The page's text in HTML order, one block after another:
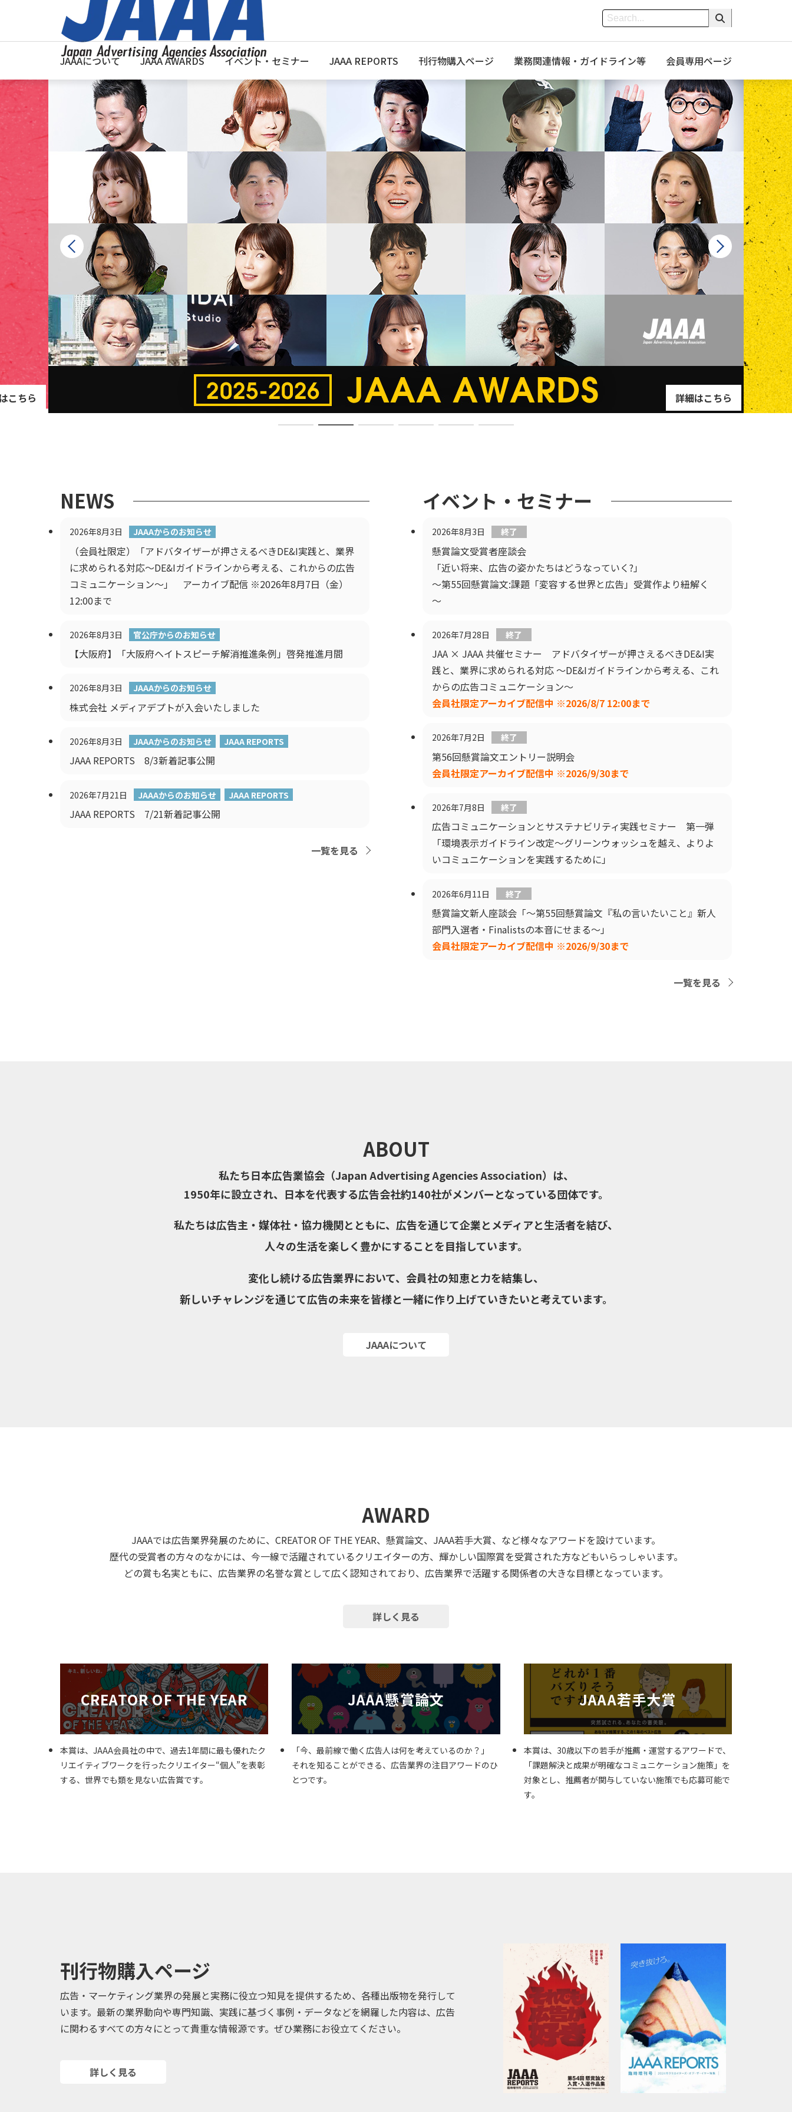
JAAAについて JAAA AWARDS イベント・セミナー JAAA REPORTS 刊行物購入ページ 業務関連情報・ガイドライン等 会員専用ページ
こちら 詳細はこちら
NEWS
2026年8月3日 JAAAからのお知らせ
（会員社限定）「アドバタイザーが押さえるべきDE&I実践と、業界
に求められる対応～DE&Iガイドラインから考える、これからの広告
コミュニケーション～」 アーカイブ配信 ※2026年8月7日（金）
12:00まで
2026年8月3日 官公庁からのお知らせ
【大阪府】「大阪府ヘイトスピーチ解消推進条例」啓発推進月間
2026年8月3日 JAAAからのお知らせ
株式会社 メディアデプトが入会いたしました
2026年8月3日 JAAAからのお知らせ JAAA REPORTS
JAAA REPORTS 8/3新着記事公開
2026年7月21日 JAAAからのお知らせ JAAA REPORTS
JAAA REPORTS 7/21新着記事公開
一覧を見る
イベント・セミナー
2026年8月3日 終了
懸賞論文受賞者座談会
「近い将来、広告の姿かたちはどうなっていく?」
～第55回懸賞論文:課題「変容する世界と広告」受賞作より紐解く
～
2026年7月28日 終了
JAA × JAAA 共催セミナー アドバタイザーが押さえるべきDE&I実
践と、業界に求められる対応 ～DE&Iガイドラインから考える、これ
からの広告コミュニケーション～
会員社限定アーカイブ配信中 ※2026/8/7 12:00まで
2026年7月2日 終了
第56回懸賞論文エントリー説明会
会員社限定アーカイブ配信中 ※2026/9/30まで
2026年7月8日 終了
広告コミュニケーションとサステナビリティ実践セミナー 第一弾
「環境表示ガイドライン改定～グリーンウォッシュを越え、よりよ
いコミュニケーションを実践するために」
2026年6月11日 終了
懸賞論文新人座談会「～第55回懸賞論文『私の言いたいこと』新人
部門入選者・Finalistsの本音にせまる～」
会員社限定アーカイブ配信中 ※2026/9/30まで
一覧を見る
ABOUT
私たち日本広告業協会（Japan Advertising Agencies Association）は、
1950年に設立され、日本を代表する広告会社約140社がメンバーとなっている団体です。
私たちは広告主・媒体社・協力機関とともに、広告を通じて企業とメディアと生活者を結び、
人々の生活を楽しく豊かにすることを目指しています。
変化し続ける広告業界において、会員社の知恵と力を結集し、
新しいチャレンジを通じて広告の未来を皆様と一緒に作り上げていきたいと考えています。
JAAAについて
AWARD
JAAAでは広告業界発展のために、CREATOR OF THE YEAR、懸賞論文、JAAA若手大賞、など様々なアワードを設けています。
歴代の受賞者の方々のなかには、今一線で活躍されているクリエイターの方、輝かしい国際賞を受賞された方などもいらっしゃいます。
どの賞も名実ともに、広告業界の名誉な賞として広く認知されており、広告業界で活躍する関係者の大きな目標となっています。
詳しく見る
CREATOR OF THE YEAR
本賞は、JAAA会員社の中で、過去1年間に最も優れたク
リエイティブワークを行ったクリエイター“個人”を表彰
する、世界でも類を見ない広告賞です。
JAAA懸賞論文
「今、最前線で働く広告人は何を考えているのか？」
それを知ることができる、広告業界の注目アワードのひ
とつです。
JAAA若手大賞
本賞は、30歳以下の若手が推薦・運営するアワードで、
「課題解決と成果が明確なコミュニケーション施策」を
対象とし、推薦者が関与していない施策でも応募可能で
す。
刊行物購入ページ
広告・マーケティング業界の発展と実務に役立つ知見を提供するため、各種出版物を発行して
います。最新の業界動向や専門知識、実践に基づく事例・データなどを網羅した内容は、広告
に関わるすべての方々にとって貴重な情報源です。ぜひ業務にお役立てください。
詳しく見る